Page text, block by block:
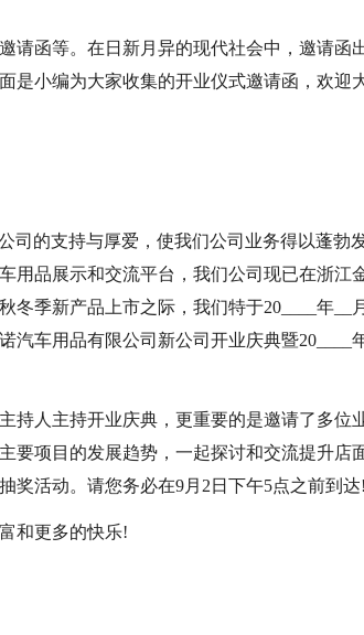
请函等。在日新月异的现代社会中，邀请函
是小编为大家收集的开业仪式邀请函，欢迎
司的支持与厚爱，使我们公司业务得以蓬勃
用品展示和交流平台，我们公司现已在浙江
冬季新产品上市之际，我们特于20____年__
汽车用品有限公司新公司开业庆典暨20____
持人主持开业庆典，更重要的是邀请了多位
要项目的发展趋势，一起探讨和交流提升店
活动。请您务必在9月2日下午5点之前到达!
和更多的快乐!